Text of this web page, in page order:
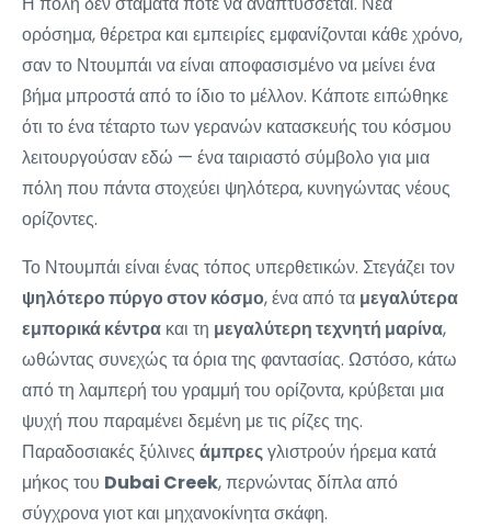
ορόσημα, θέρετρα και εμπειρίες εμφανίζονται κάθε χρόνο,
σαν το Ντουμπάι να είναι αποφασισμένο να μείνει ένα
βήμα μπροστά από το ίδιο το μέλλον. Κάποτε ειπώθηκε
ότι το ένα τέταρτο των γερανών κατασκευής του κόσμου
λειτουργούσαν εδώ — ένα ταιριαστό σύμβολο για μια
πόλη που πάντα στοχεύει ψηλότερα, κυνηγώντας νέους
ορίζοντες.
Το Ντουμπάι είναι ένας τόπος υπερθετικών. Στεγάζει τον
ψηλότερο πύργο στον κόσμο, ένα από τα μεγαλύτερα
εμπορικά κέντρα και τη μεγαλύτερη τεχνητή μαρίνα,
ωθώντας συνεχώς τα όρια της φαντασίας. Ωστόσο, κάτω
από τη λαμπερή του γραμμή του ορίζοντα, κρύβεται μια
ψυχή που παραμένει δεμένη με τις ρίζες της.
Παραδοσιακές ξύλινες άμπρεςγλιστρούν ήρεμα κατά
μήκος του Dubai Creek, περνώντας δίπλα από
σύγχρονα γιοτ και μηχανοκίνητα σκάφη.